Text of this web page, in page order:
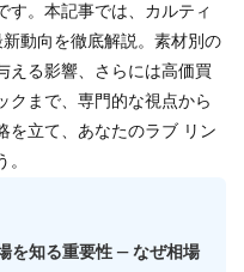
す。本記事では、カルティ
動向を徹底解説。素材別の
える影響、さらには高価買
クまで、専門的な視点から
を立て、あなたのラブ リン
。
を知る重要性 — なぜ相場